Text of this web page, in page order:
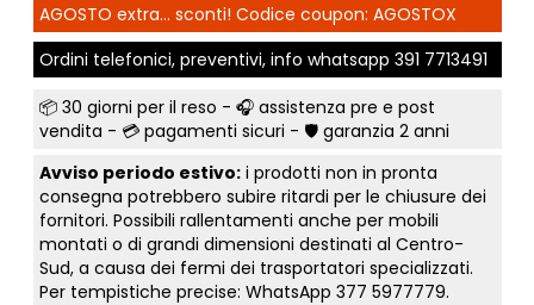
AGOSTO extra... sconti! Codice coupon: AGOSTOX
Ordini telefonici, preventivi, info whatsapp 391 7713491
📦 30 giorni per il reso - 🎧 assistenza pre e post
vendita - 💳 pagamenti sicuri - 🛡️ garanzia 2 anni
Avviso periodo estivo:i prodotti non in pronta
consegna potrebbero subire ritardi per le chiusure dei
fornitori. Possibili rallentamenti anche per mobili
montati o di grandi dimensioni destinati al Centro-
Sud, a causa dei fermi dei trasportatori specializzati.
Per tempistiche precise: WhatsApp 377 5977779.